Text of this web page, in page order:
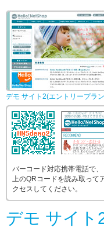
デモ サイト2(エントリープラ
バーコード対応携帯電話で、
上のQRコードを読み取って
クセスしてください。
デモ サイト